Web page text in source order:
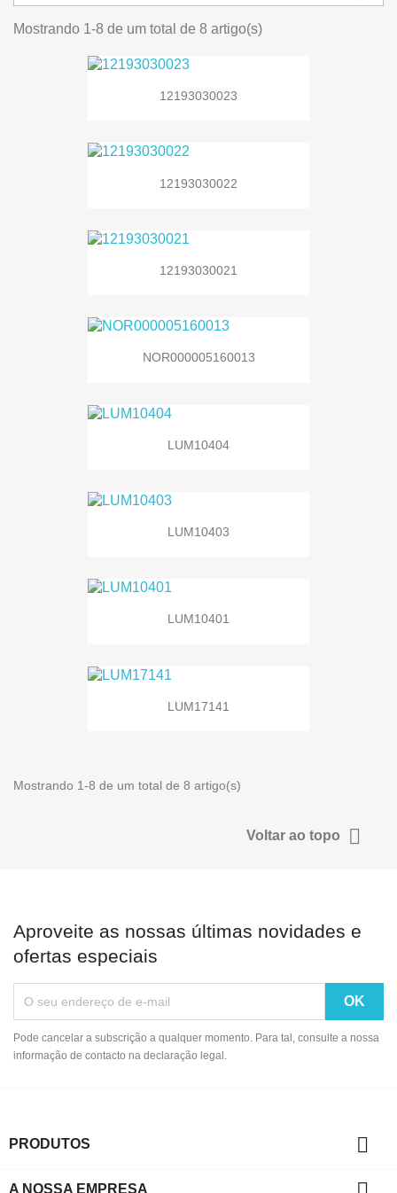
Mostrando 1-8 de um total de 8 artigo(s)
12193030023
12193030022
12193030021
NOR000005160013
LUM10404
LUM10403
LUM10401
LUM17141
Mostrando 1-8 de um total de 8 artigo(s)
Voltar ao topo 
Aproveite as nossas últimas novidades e
ofertas especiais
Pode cancelar a subscrição a qualquer momento. Para tal, consulte a nossa
informação de contacto na declaração legal.
PRODUTOS 
A NOSSA EMPRESA